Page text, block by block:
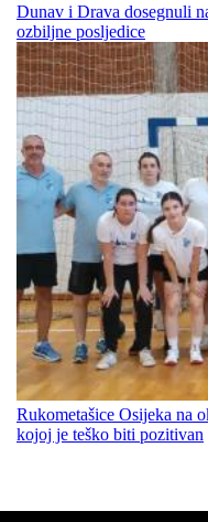
Dunav i Drava dosegnuli
ozbiljne posljedice
Rukometašice Osijeka na
kojoj je teško biti pozitivan